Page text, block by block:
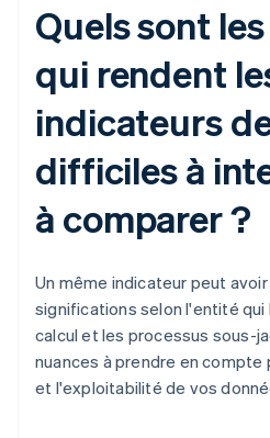
Quels sont
qui rendent
indicateurs
difficiles à
à comparer ?
Un même indicateur peut
significations selon l'entité qui
calcul et les processus sous-
nuances à prendre en compte
et l'exploitabilité de vos